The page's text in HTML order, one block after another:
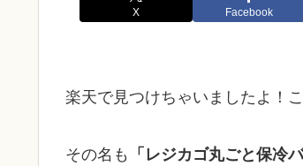
X Facebook
楽天で見つけちゃいましたよ！
その名も 「レジカゴ丸ごと保冷バ